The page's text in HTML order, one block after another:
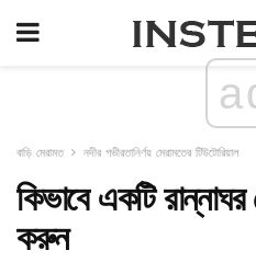
বাড়ি মেরামত নদীর গভীরতানির্ণয় মেরামতের টিউটোরিয়াল
কিভাবে একটি
করুন